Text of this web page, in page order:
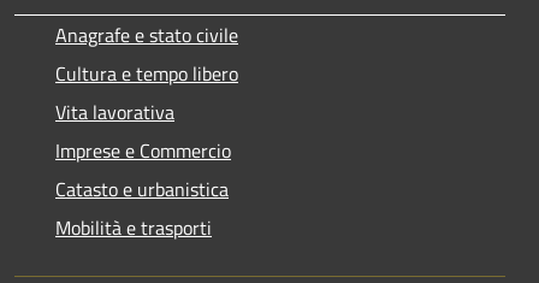
Anagrafe e stato civile
Cultura e tempo libero
Vita lavorativa
Imprese e Commercio
Catasto e urbanistica
Mobilità e trasporti